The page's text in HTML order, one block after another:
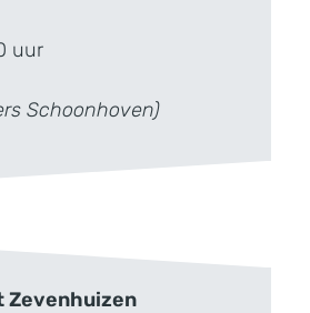
uur
Schoonhoven)
Zevenhuizen